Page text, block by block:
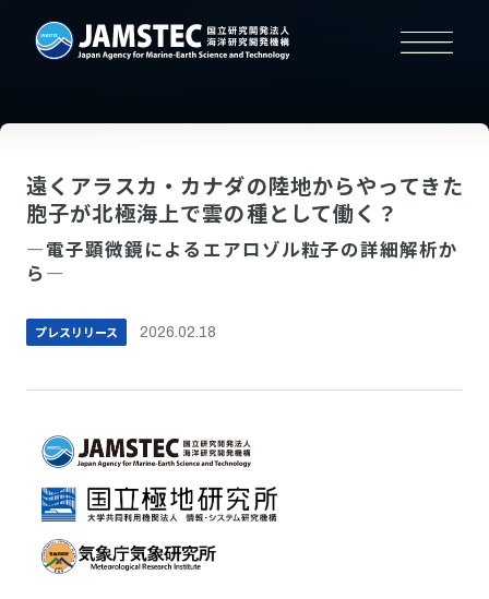
遠くアラスカ・カナダの陸地からやってきた
胞子が北極海上で雲の種として働く？
―電子顕微鏡によるエアロゾル粒子の詳細解析か
ら―
プレスリリース 2026.02.18